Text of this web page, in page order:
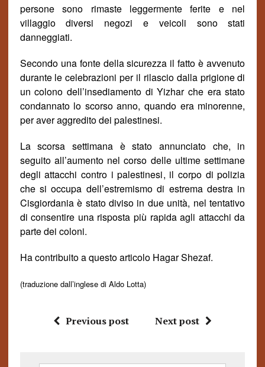
persone sono rimaste leggermente ferite e nel
villaggio diversi negozi e veicoli sono stati
danneggiati.
Secondo una fonte della sicurezza il fatto è avvenuto
durante le celebrazioni per il rilascio dalla prigione di
un colono dell’insediamento di Yizhar che era stato
condannato lo scorso anno, quando era minorenne,
per aver aggredito dei palestinesi.
La scorsa settimana è stato annunciato che, in
seguito all’aumento nel corso delle ultime settimane
degli attacchi contro i palestinesi, il corpo di polizia
che si occupa dell’estremismo di estrema destra in
Cisgiordania è stato diviso in due unità, nel tentativo
di consentire una risposta più rapida agli attacchi da
parte dei coloni.
Ha contribuito a questo articolo Hagar Shezaf.
(traduzione dall’inglese di Aldo Lotta)
Previous post Next post